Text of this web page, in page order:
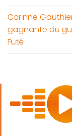
Corinne
gagnante du
Futé